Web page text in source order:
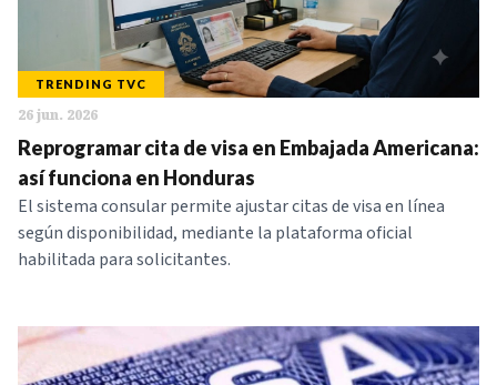
TRENDING TVC
26 jun. 2026
Reprogramar cita de visa en Embajada Americana:
así funciona en Honduras
El sistema consular permite ajustar citas de visa en línea
según disponibilidad, mediante la plataforma oficial
habilitada para solicitantes.